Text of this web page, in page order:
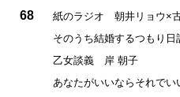
68
紙のラジオ 朝井リョウ×
そのうち結婚するつもり
乙女談義 岸 朝子
あなたがいいならそれで